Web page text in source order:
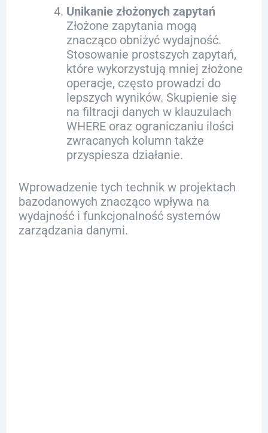
Unikanie złożonych zapytań
Złożone zapytania mogą
znacząco obniżyć wydajność.
Stosowanie prostszych zapytań,
które wykorzystują mniej złożone
operacje, często prowadzi do
lepszych wyników. Skupienie się
na filtracji danych w klauzulach
WHERE oraz ograniczaniu ilości
zwracanych kolumn także
przyspiesza działanie.
Wprowadzenie tych technik w projektach
bazodanowych znacząco wpływa na
wydajność i funkcjonalność systemów
zarządzania danymi.